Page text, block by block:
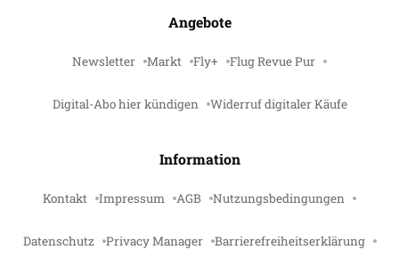
Angebote
Newsletter Markt Fly+ Flug Revue Pur
Digital-Abo hier kündigen Widerruf digitaler Käufe
Information
Kontakt Impressum AGB Nutzungsbedingungen
Datenschutz Privacy Manager Barrierefreiheitserklärung